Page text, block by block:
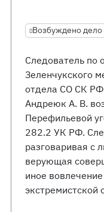
Возбуждено дело
Следователь по
Зеленчукского
отдела СО СК
Андреюк А. В.
Перефильевой
282.2 УК РФ.
разговаривая с
верующая
иное
экстремистской